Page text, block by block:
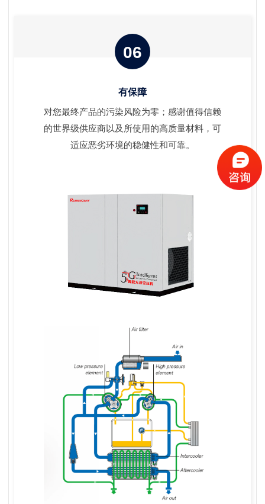
06
有保障
对您最终产品的污染风险为零；感谢值得信赖
的世界级供应商以及所使用的高质量材料，可
适应恶劣环境的稳健性和可靠。